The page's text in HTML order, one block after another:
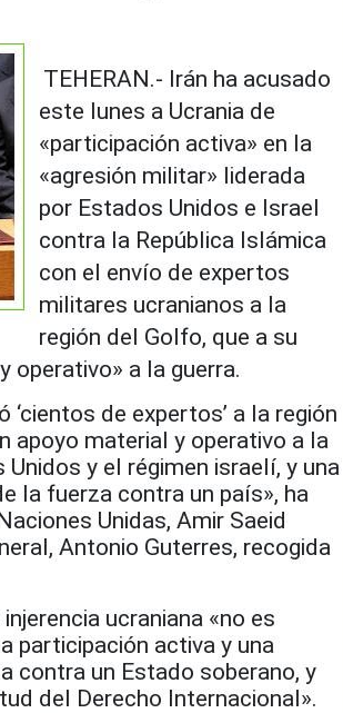
TEHERAN.- Irán ha acusado
este lunes a Ucrania de
«participación activa» en la
«agresión militar» liderada
por Estados Unidos e Israel
contra la República Islámica
con el envío de expertos
militares ucranianos a la
región del Golfo, que a su
operativo» a la guerra.
‘cientos de expertos’ a la región
apoyo material y operativo a la
y el régimen israelí, y una
la fuerza contra un país», ha
Unidas, Amir Saeid
Antonio Guterres, recogida
ucraniana «no es
participación activa y una
contra un Estado soberano, y
del Derecho Internacional».